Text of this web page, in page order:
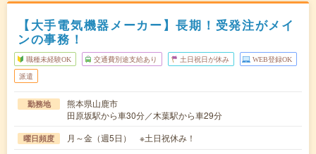
【大手電気機器メーカー】長期！受発注がメイ
ンの事務！
職種未経験OK 交通費別途支給あり 土日祝日が休み WEB登録OK
派遣
勤務地
熊本県山鹿市
田原坂駅から車30分／木葉駅から車29分
曜日頻度 月～金（週5日） ※土日祝休み！